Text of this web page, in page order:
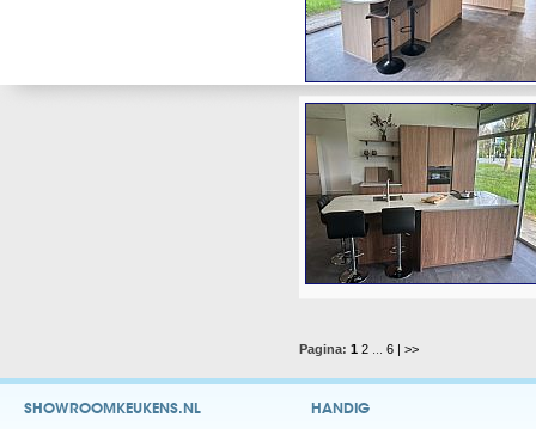
Pagina: 1 2 6 | >>
SHOWROOMKEUKENS.NL HANDIG